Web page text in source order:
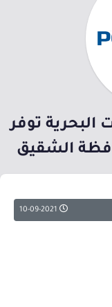
توفر
الشقيق